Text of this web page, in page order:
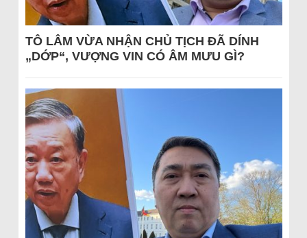
TÔ LÂM VỪA NHẬN CHỦ TỊCH ĐÃ DÍNH
„DỚP“, VƯỢNG VIN CÓ ÂM MƯU GÌ?